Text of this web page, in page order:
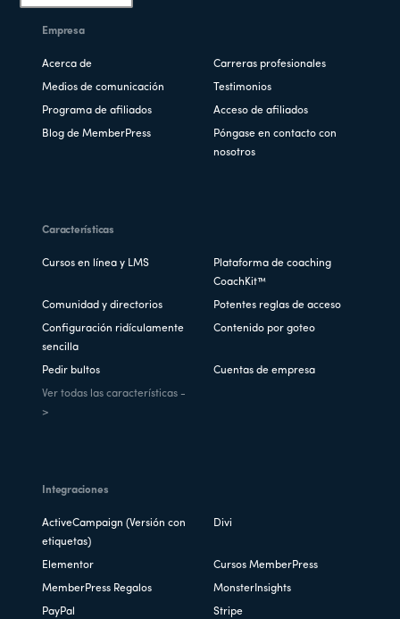
Empresa
Acerca de Carreras profesionales
Medios de comunicación Testimonios
Programa de afiliados Acceso de afiliados
Blog de MemberPress
Póngase en contacto con
nosotros
Características
Cursos en línea y LMS
Plataforma de coaching
CoachKit™
Comunidad y directorios Potentes reglas de acceso
Configuración ridículamente
sencilla
Contenido por goteo
Pedir bultos Cuentas de empresa
Ver todas las características -
>
Integraciones
ActiveCampaign (Versión con
etiquetas)
Divi
Elementor Cursos MemberPress
MemberPress Regalos MonsterInsights
PayPal Stripe